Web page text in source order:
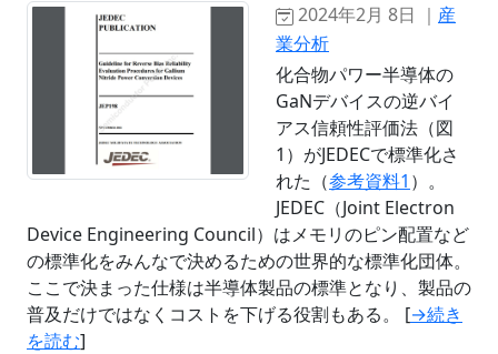
2024年2月 8日 ｜ 産
業分析
化合物パワー半導体の
GaNデバイスの逆バイ
アス信頼性評価法（図
1）がJEDECで標準化さ
れた（参考資料1 ）。
JEDEC（Joint Electron
Device Engineering Council）はメモリのピン配置など
の標準化をみんなで決めるための世界的な標準化団体。
ここで決まった仕様は半導体製品の標準となり、製品の
普及だけではなくコストを下げる役割もある。 [→続き
を読む]